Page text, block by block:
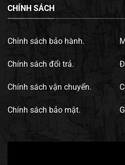
CHÍNH SÁCH
Chính sách bảo hành.
Chính sách đổi trả.
Chính sách vận chuyển.
Chính sách bảo mật.